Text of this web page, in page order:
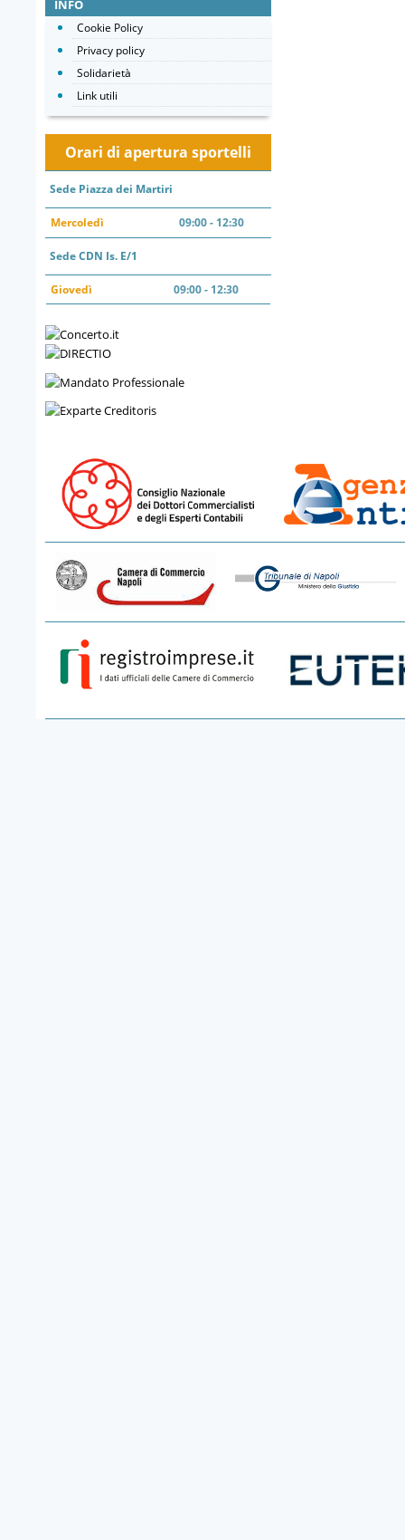
INFO
Cookie Policy
Privacy policy
Solidarietà
Link utili
Orari di apertura sportelli
Sede Piazza dei Martiri
Mercoledì 09:00 - 12:30
Sede CDN Is. E/1
Giovedì 09:00 - 12:30